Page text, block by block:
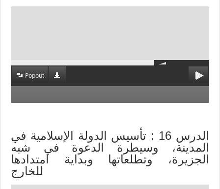
Popout
الدرس 16 : تأسيس الدولة الإسلامية في
المدينة، وسيطرة الدعوة في شبه
الجزيرة، وتطلعاتها وبداية امتدادها
للخارج